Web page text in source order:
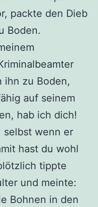
packte den Dieb
Boden.
ihn zu Boden,
auf seinem
hab ich dich!
selbst wenn er
hast du wohl
tippte
und meinte:
Bohnen in den